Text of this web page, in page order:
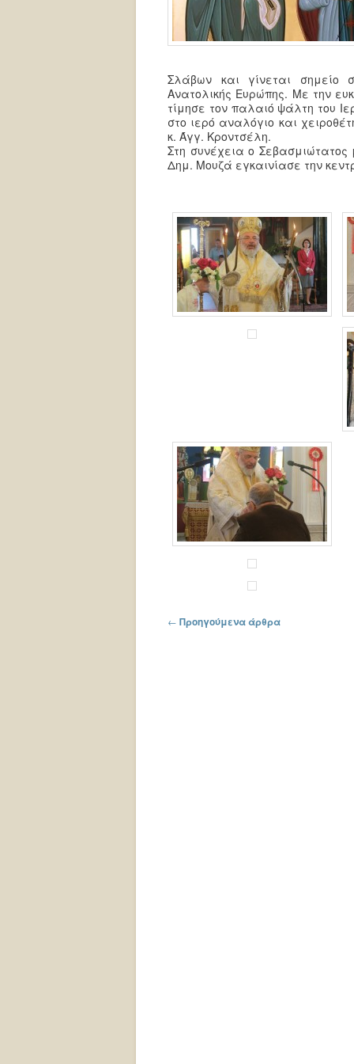
Σλάβων και γίνεται σημείο
Ανατολικής Ευρώπης. Με την
τίμησε τον παλαιό ψάλτη του
στο ιερό αναλόγιο και
κ. Άγγ. Κροντσέλη.
Στη συνέχεια ο
Δημ. Μουζά εγκαινίασε την
Πλοήγηση στα άρθρα
← Προηγούμενα άρθρα